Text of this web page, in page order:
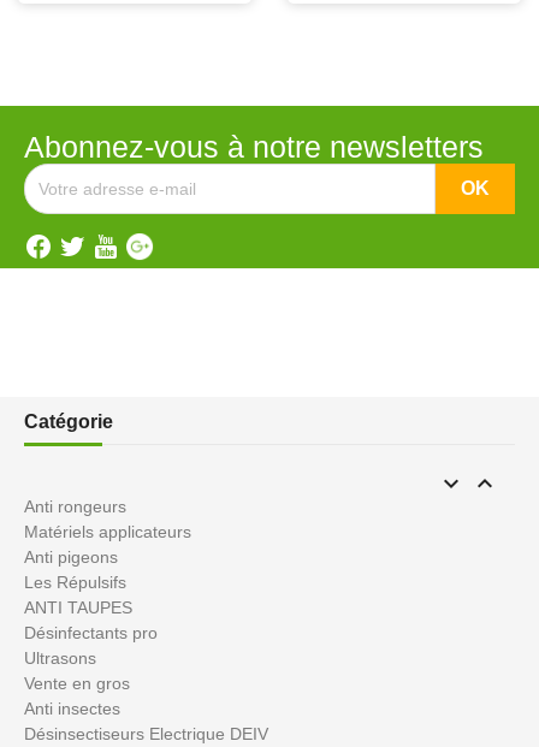
Abonnez-vous à notre newsletters
Catégorie
 
Anti rongeurs
Matériels applicateurs
Anti pigeons
Les Répulsifs
ANTI TAUPES
Désinfectants pro
Ultrasons
Vente en gros
Anti insectes
Désinsectiseurs Electrique DEIV